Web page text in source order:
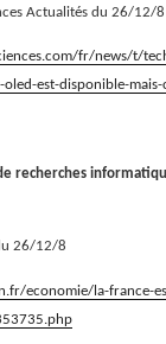
Actualités du 26/12/8
fr/news/t/
oled-est-disponible-
recherches
26/12/8
economie/la-france-